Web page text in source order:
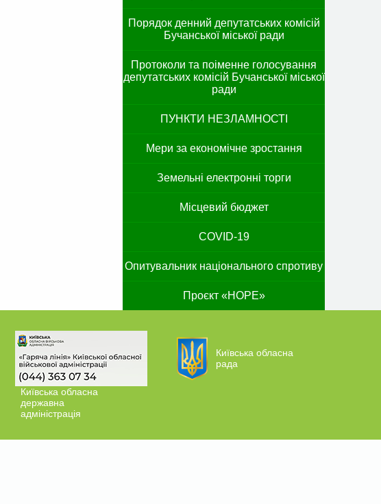
Порядок денний депутатських комісій
Бучанської міської ради
Протоколи та поіменне голосування
депутатських комісій Бучанської міської
ради
ПУНКТИ НЕЗЛАМНОСТІ
Мери за економічне зростання
Земельні електронні торги
Місцевий бюджет
COVID-19
Опитувальник національного спротиву
Проєкт «HOPE»
Київська обласна
державна
адміністрація
Київська обласна
рада